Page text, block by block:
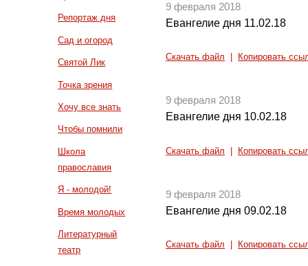
Репортаж дня
Сад и огород
Святой Лик
Точка зрения
Хочу все знать
Чтобы помнили
Школа
православия
Я - молодой!
Время молодых
Литературный
театр
9 февраля 2018
Евангелие дня 11.02.18
Скачать файл Копировать
9 февраля 2018
Евангелие дня 10.02.18
Скачать файл Копировать
9 февраля 2018
Евангелие дня 09.02.18
Скачать файл Копировать